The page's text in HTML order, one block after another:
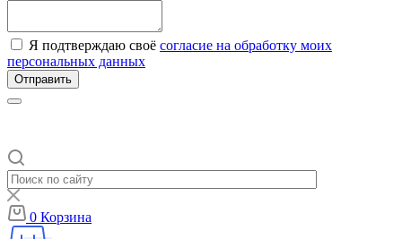
Я подтверждаю своё согласие на обработку моих
персональных данных
Отправить
0 Корзина